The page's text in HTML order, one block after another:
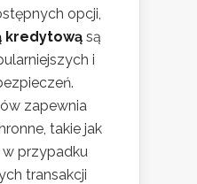
opcji,
kredytową są
i
zapewnia
takie jak
przypadku
transakcji